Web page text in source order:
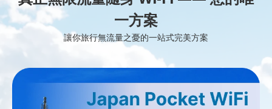
一方案
讓你旅行無流量之憂的一站式完美方案